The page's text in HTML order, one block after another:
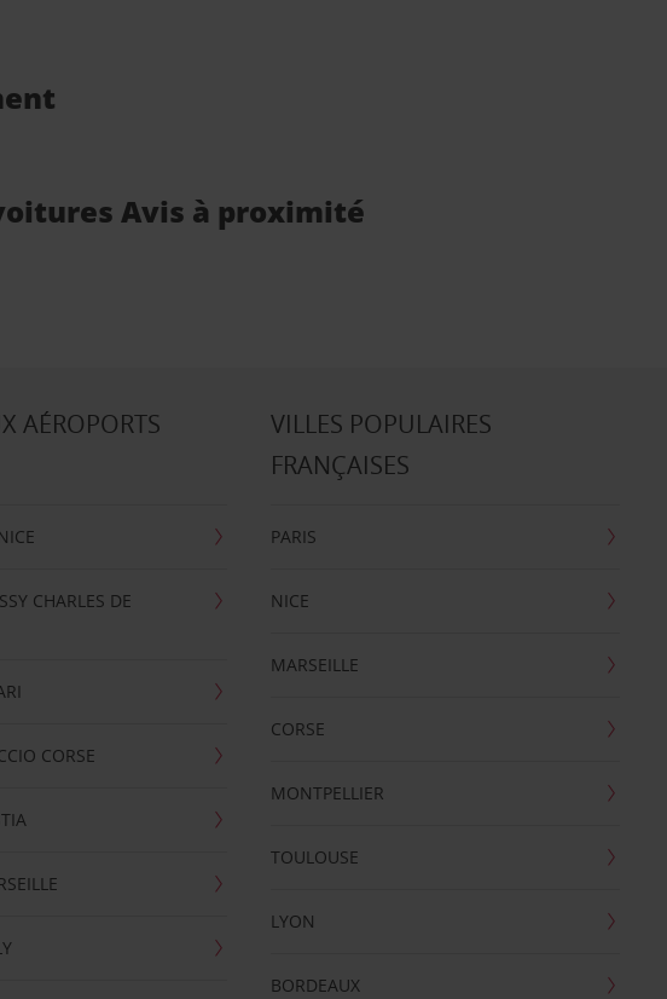
Avis à proximité
AÉROPORTS
CHARLES DE
CORSE
VILLES POPULAIRES
FRANÇAISES
PARIS
NICE
MARSEILLE
CORSE
MONTPELLIER
TOULOUSE
LYON
BORDEAUX